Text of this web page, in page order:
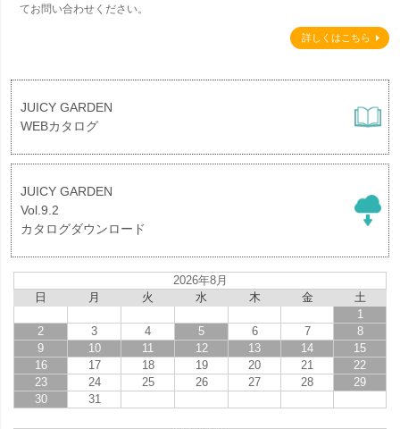
てお問い合わせください。
詳しくはこちら
JUICY GARDEN
WEBカタログ
JUICY GARDEN
Vol.9.2
カタログダウンロード
2026年8月
日
月 火 水 木 金
土
1
2
3 4 5 6 7
8
9
10 11 12 13 14
15
16
17 18 19 20 21
22
23
24 25 26 27 28
29
30
31